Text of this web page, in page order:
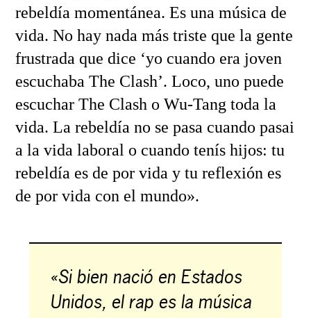
rebeldía momentánea. Es una música de
vida. No hay nada más triste que la gente
frustrada que dice ‘yo cuando era joven
escuchaba The Clash’. Loco, uno puede
escuchar The Clash o Wu-Tang toda la
vida. La rebeldía no se pasa cuando pasai
a la vida laboral o cuando tenís hijos: tu
rebeldía es de por vida y tu reflexión es
de por vida con el mundo».
«Si bien nació en Estados
Unidos, el rap es la música